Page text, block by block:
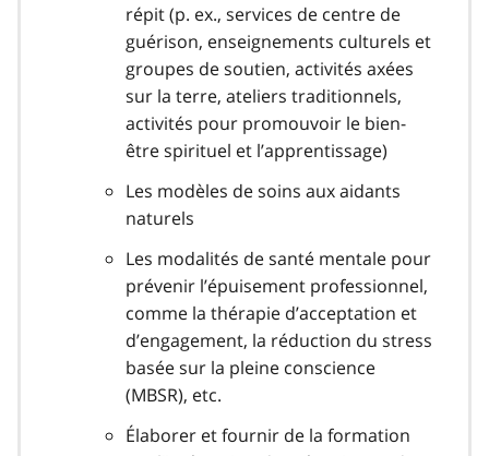
répit (p. ex., services de centre de
guérison, enseignements culturels et
groupes de soutien, activités axées
sur la terre, ateliers traditionnels,
activités pour promouvoir le bien-
être spirituel et l’apprentissage)
Les modèles de soins aux aidants
naturels
Les modalités de santé mentale pour
prévenir l’épuisement professionnel,
comme la thérapie d’acceptation et
d’engagement, la réduction du stress
basée sur la pleine conscience
(MBSR), etc.
Élaborer et fournir de la formation